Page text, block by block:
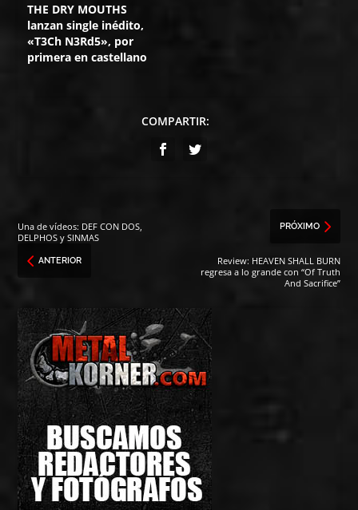
THE DRY MOUTHS
lanzan single inédito,
«T3Ch N3Rd5», por
primera en castellano
COMPARTIR:
Una de vídeos: DEF CON DOS,
DELPHOS y SINMAS
ANTERIOR
PRÓXIMO
Review: HEAVEN SHALL BURN
regresa a lo grande con “Of Truth
And Sacrifice”